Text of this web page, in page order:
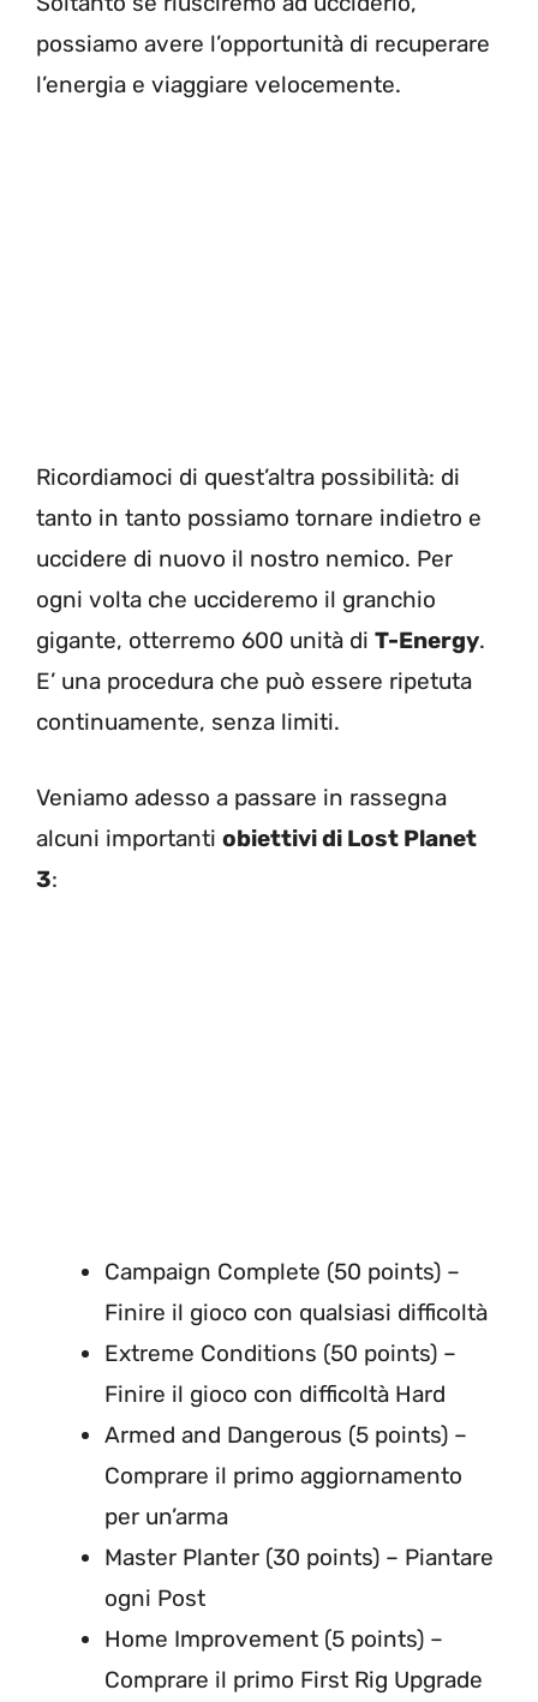
possiamo avere l’opportunità di recuperare
l’energia e viaggiare velocemente.
Ricordiamoci di quest’altra possibilità: di
tanto in tanto possiamo tornare indietro e
uccidere di nuovo il nostro nemico. Per
ogni volta che uccideremo il granchio
gigante, otterremo 600 unità di T-Energy.
E’ una procedura che può essere ripetuta
continuamente, senza limiti.
Veniamo adesso a passare in rassegna
alcuni importanti obiettivi di Lost Planet
3:
Campaign Complete (50 points) –
Finire il gioco con qualsiasi difficoltà
Extreme Conditions (50 points) –
Finire il gioco con difficoltà Hard
Armed and Dangerous (5 points) –
Comprare il primo aggiornamento
per un’arma
Master Planter (30 points) – Piantare
ogni Post
Home Improvement (5 points) –
Comprare il primo First Rig Upgrade